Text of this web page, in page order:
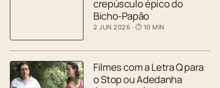
crepúsculo épico do
Bicho-Papão
2 JUN 2026 · ⏱ 10 MIN
Filmes com a Letra Q para
o Stop ou Adedanha